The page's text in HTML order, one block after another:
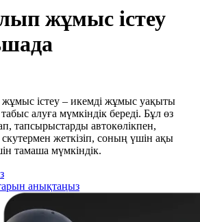
жұмыс істеу
істеу – икемді жұмыс уақыты
алуға мүмкіндік береді. Бұл өз
тапсырыстарды автокөлікпен,
жеткізіп, соның үшін ақы
тамаша мүмкіндік.
анықтаңыз